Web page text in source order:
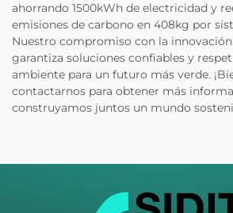
ahorrando 1500kWh de electricidad y
emisiones de carbono en 408kg por
Nuestro compromiso con la
garantiza soluciones confiables y
ambiente para un futuro más verde.
contactarnos para obtener más
construyamos juntos un mundo